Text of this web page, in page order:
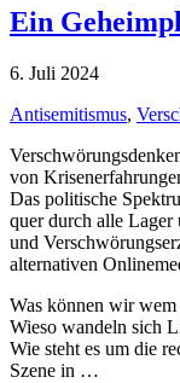
Ein
6. Juli 2024
Antisemitismus,
von
Das politische
quer durch alle Lager
und
alternativen
Was können wir wem
Wieso wandeln sich
Wie steht es um die
Szene in …